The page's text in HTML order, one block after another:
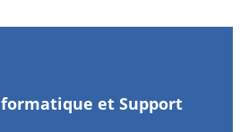
et Support